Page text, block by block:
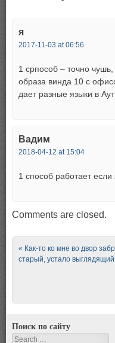
я
2017-11-03 at 06:56
1 српособ – точно чушь,
образа винда 10 с
дает разные языки в
Вадим
2018-04-12 at 15:04
1 способ работает если
Comments are closed.
Post navigation
« Как-то ко мне во двор
старый, устало выглядящий
Поиск по сайту
Search